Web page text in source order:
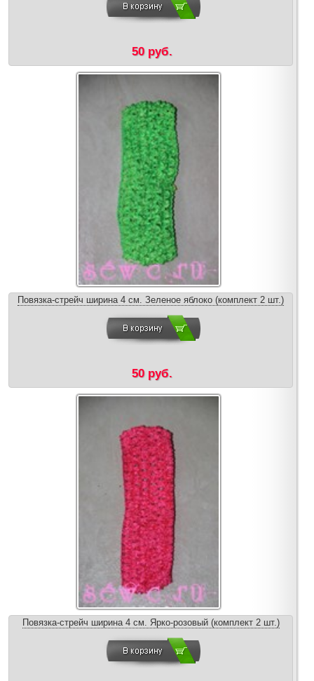
50 руб.
Повязка-стрейч ширина 4 см. Зеленое яблоко (комплект 2 шт.)
50 руб.
Повязка-стрейч ширина 4 см. Ярко-розовый (комплект 2 шт.)